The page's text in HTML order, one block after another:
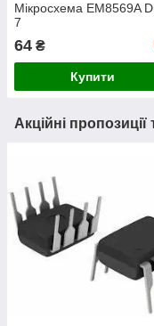
Мікросхема EM8569A
7
64 ₴
Купити
Акційні